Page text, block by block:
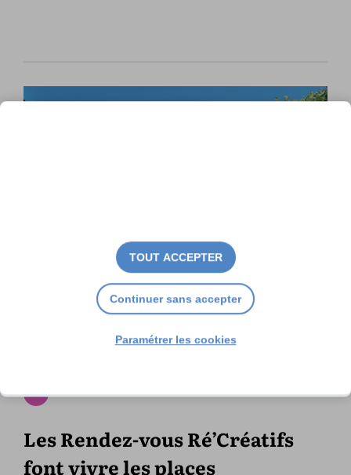
Les Rendez-vous Ré’Créatifs
font vivre les places
TOUT ACCEPTER
Continuer sans accepter
Paramétrer les cookies